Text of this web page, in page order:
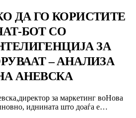
ДА ГО КОРИСТИТЕ
БОТ СО
ЗА
– АНАЛИЗА
АНЕВСКА
за маркетинг воНова
иднината што доаѓа е…